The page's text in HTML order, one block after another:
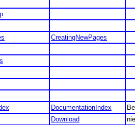
CreatingNewPages
DocumentationIndex
Download